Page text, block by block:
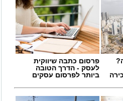
פרסום כתבה שיווקית
לעסק - הדרך הטובה
ביותר לפרסום עסקים